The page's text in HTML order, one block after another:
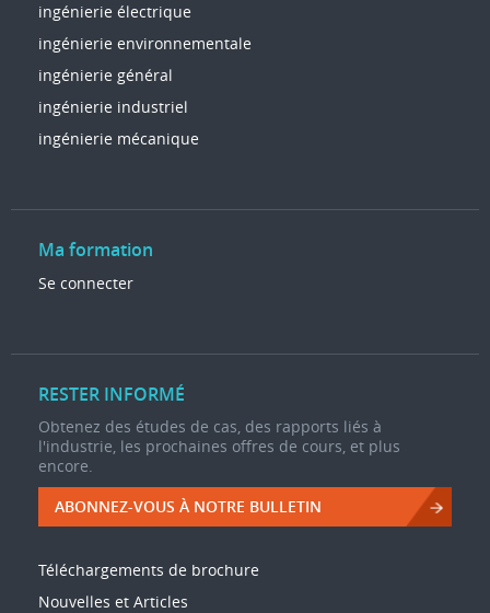
ingénierie électrique
ingénierie environnementale
ingénierie général
ingénierie industriel
ingénierie mécanique
Ma formation
Se connecter
RESTER INFORMÉ
Obtenez des études de cas, des rapports liés à
l'industrie, les prochaines offres de cours, et plus
encore.
ABONNEZ-VOUS À NOTRE BULLETIN
Téléchargements de brochure
Nouvelles et Articles